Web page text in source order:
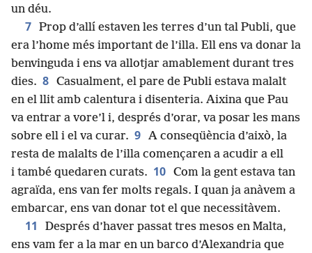
un déu.
7 Prop d’allí estaven les terres d’un tal Publi, que
era l’home més important de l’illa. Ell ens va donar la
benvinguda i ens va allotjar amablement durant tres
dies. 8 Casualment, el pare de Publi estava malalt
en el llit amb calentura i disenteria. Aixina que Pau
va entrar a vore’l i, després d’orar, va posar les mans
sobre ell i el va curar. 9 A conseqüència d’això, la
resta de malalts de l’illa començaren a acudir a ell
i també quedaren curats. 10 Com la gent estava tan
agraïda, ens van fer molts regals. I quan ja anàvem a
embarcar, ens van donar tot el que necessitàvem.
11
Després d’haver passat tres mesos en Malta,
ens vam fer a la mar en un barco d’Alexandria que